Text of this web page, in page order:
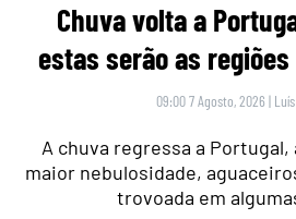
Chuva volta a
estas serão as
09:00 7 Agosto, 2026 |
A chuva regressa a
maior nebulosidade,
trovoada em